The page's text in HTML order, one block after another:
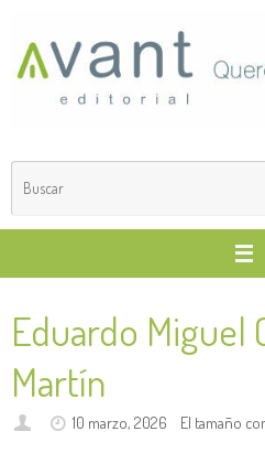
contenido
Eduardo Miguel
Martín
10 marzo, 2026 El tamaño